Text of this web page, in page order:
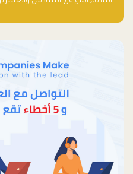
مشاركاً من أبرز صناديق رأس